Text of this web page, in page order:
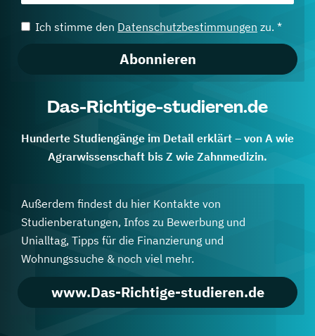
Ich stimme den Datenschutzbestimmungen zu. *
Abonnieren
Das-Richtige-studieren.de
Hunderte Studiengänge im Detail erklärt – von A wie
Agrarwissenschaft bis Z wie Zahnmedizin.
Außerdem findest du hier Kontakte von
Studienberatungen, Infos zu Bewerbung und
Unialltag, Tipps für die Finanzierung und
Wohnungssuche & noch viel mehr.
www.Das-Richtige-studieren.de